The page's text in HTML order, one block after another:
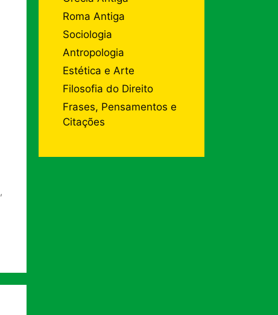
,
Roma Antiga
Sociologia
Antropologia
Estética e Arte
Filosofia do Direito
Frases, Pensamentos e
Citações